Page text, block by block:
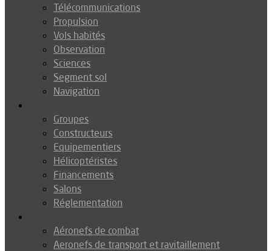
Télécommunications
Propulsion
Vols habités
Observation
Sciences
Segment sol
Navigation
Groupes
Constructeurs
Equipementiers
Hélicoptéristes
Financements
Salons
Réglementation
Aéronefs de combat
Aeronefs de transport et ravitaillement